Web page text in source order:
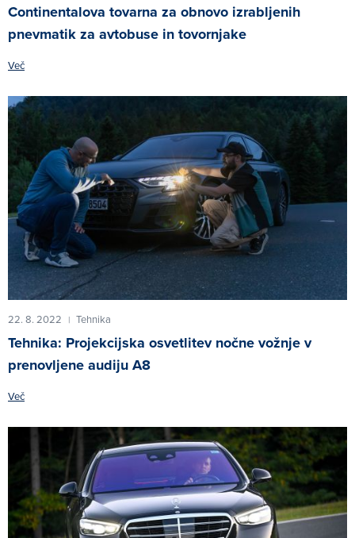
Continentalova tovarna za obnovo izrabljenih
pnevmatik za avtobuse in tovornjake
Več
22. 8. 2022 | Tehnika
Tehnika: Projekcijska osvetlitev nočne vožnje v
prenovljene audiju A8
Več